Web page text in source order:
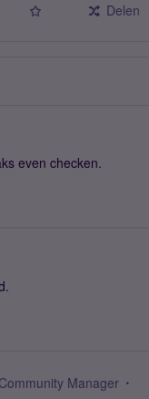
Delen
even checken.
Manager